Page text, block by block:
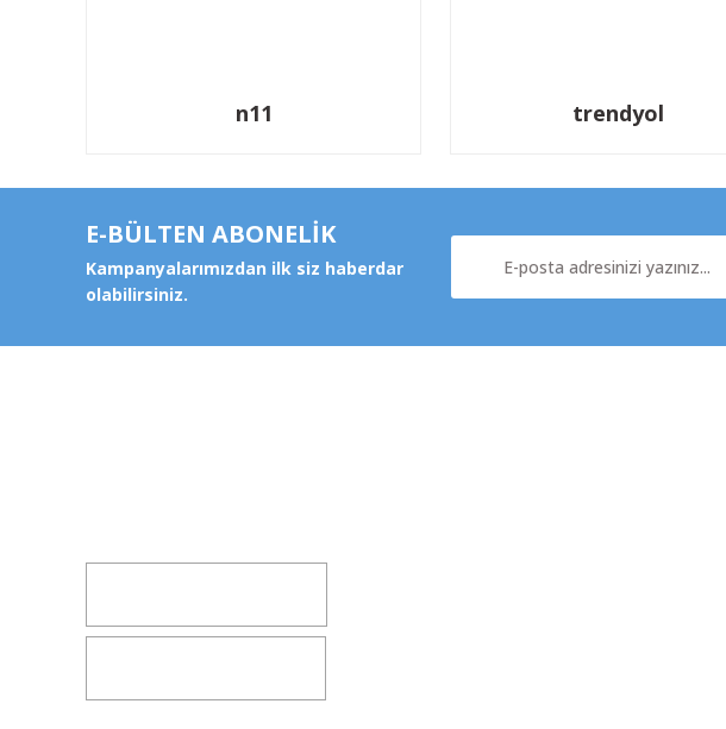
n11 trendyol
E-BÜLTEN ABONELİK
Kampanyalarımızdan ilk siz haberdar
olabilirsiniz.